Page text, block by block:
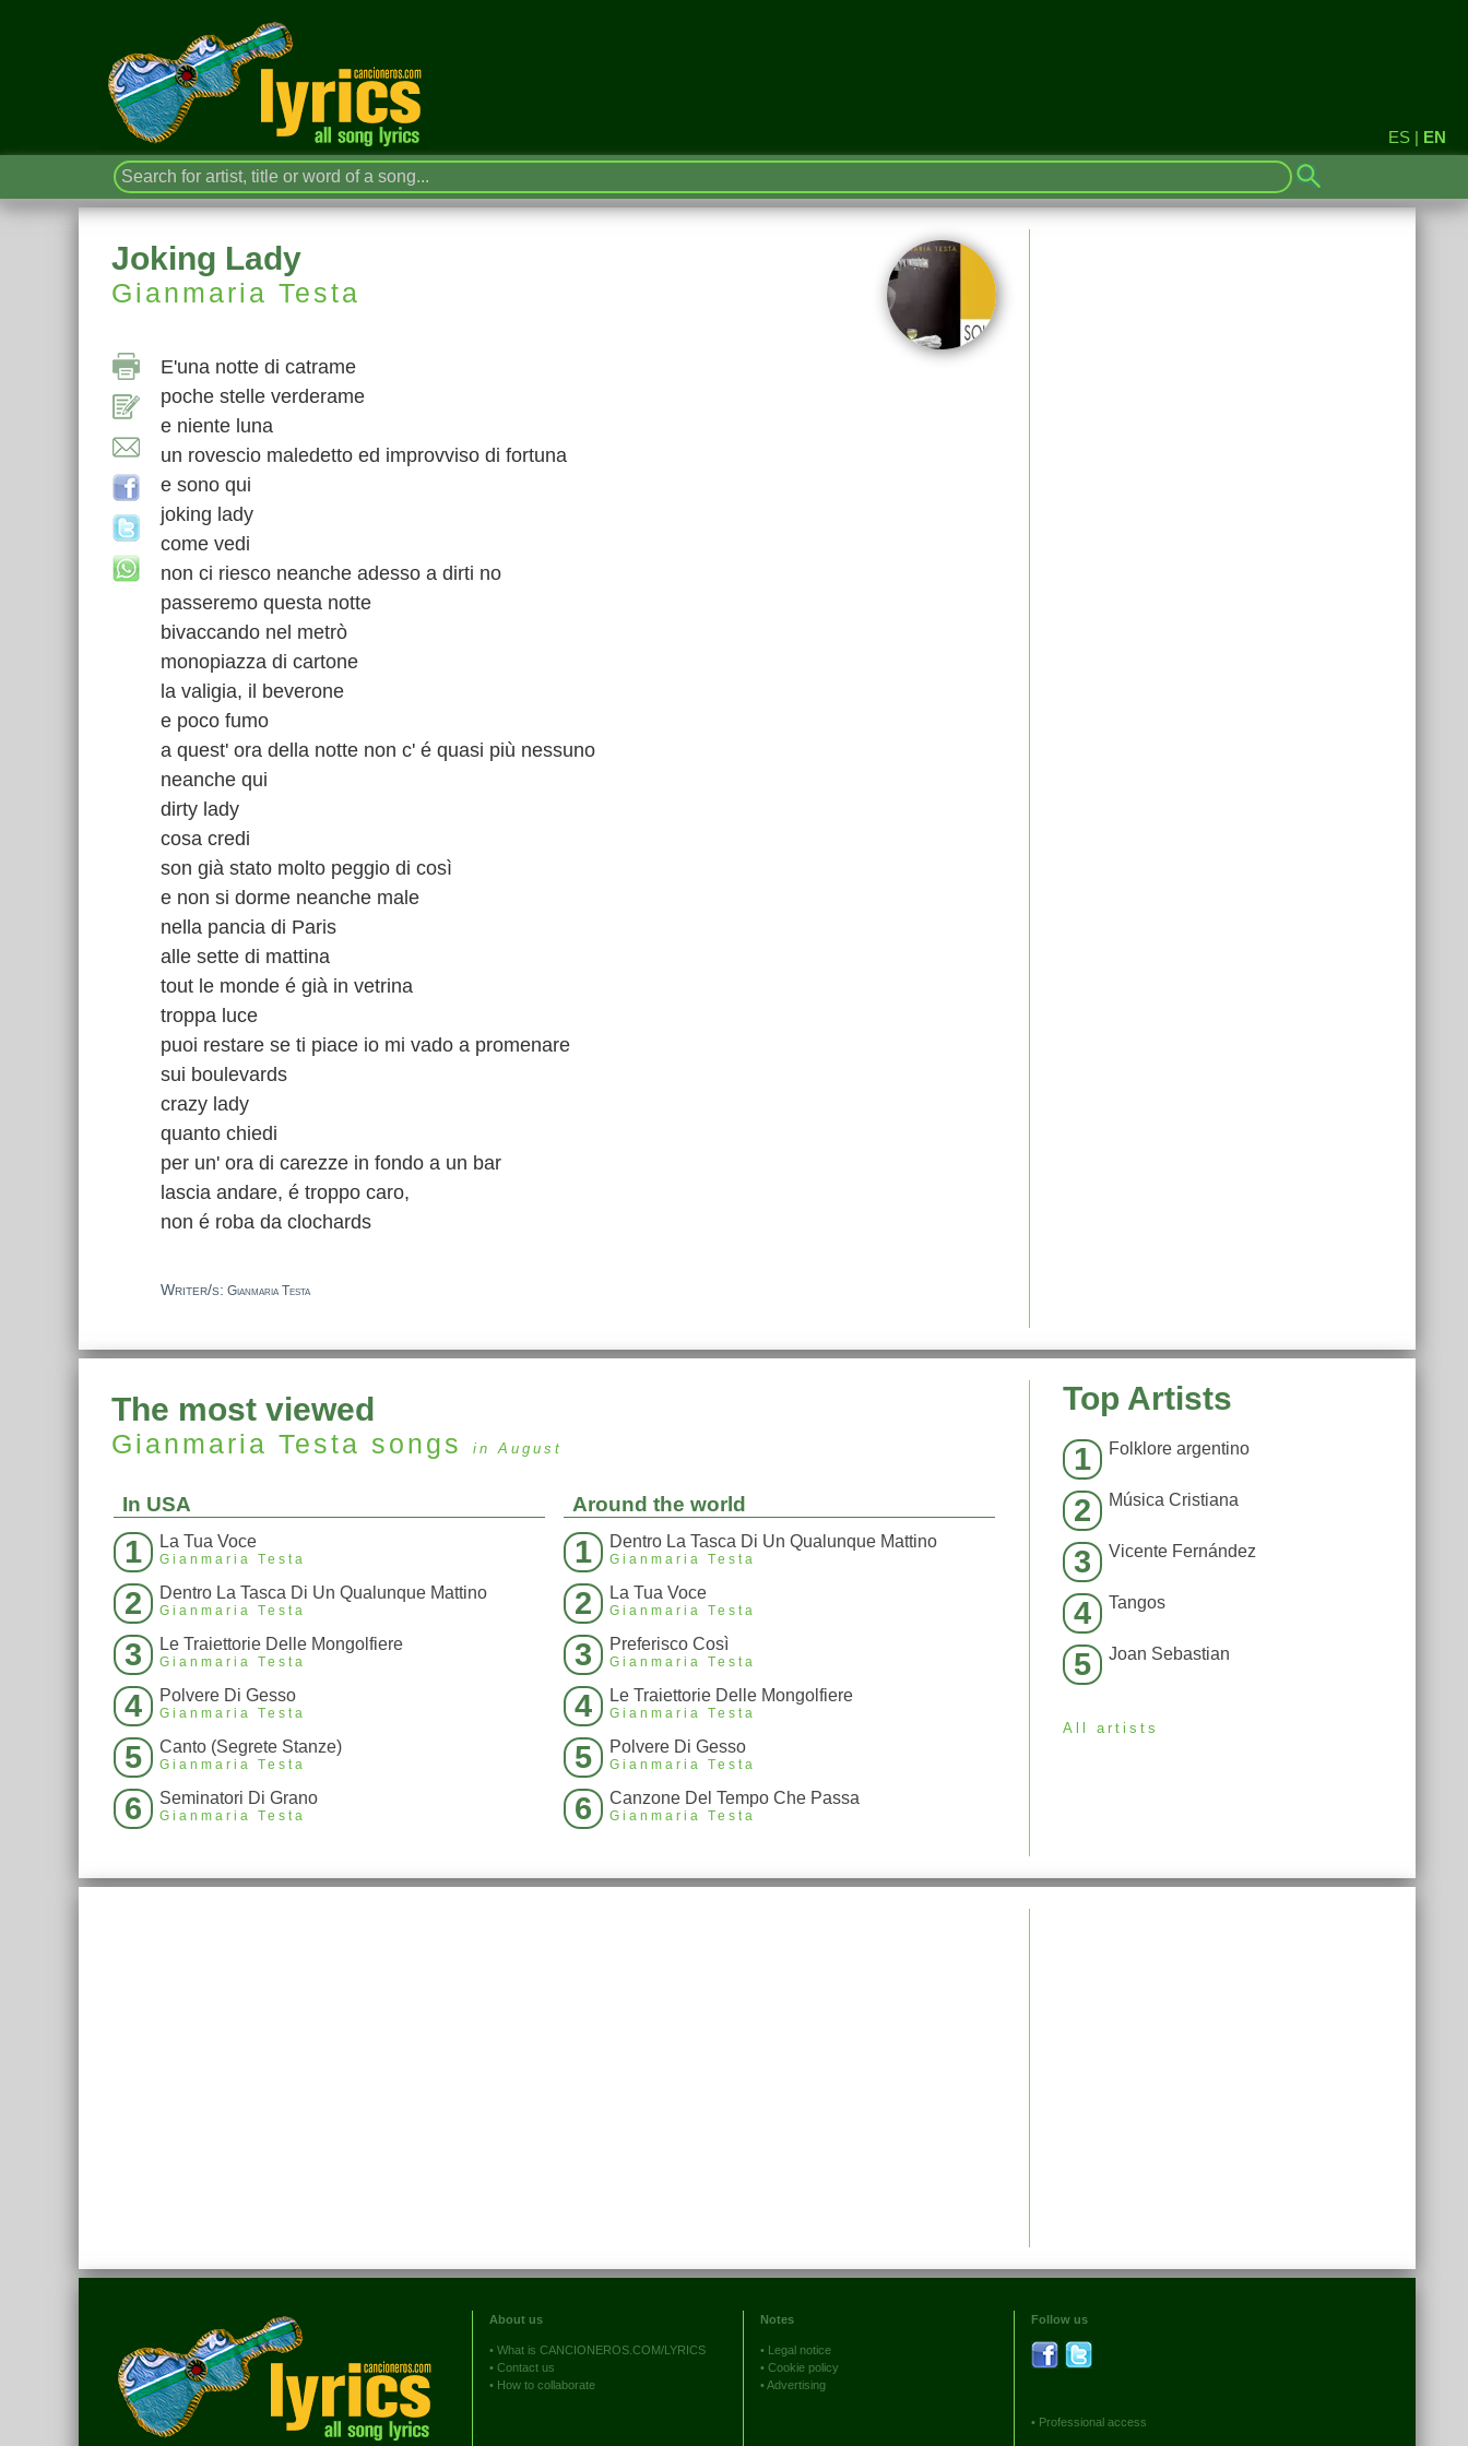
ES | EN
Joking Lady
Gianmaria Testa
E'una notte di catrame
poche stelle verderame
e niente luna
un rovescio maledetto ed improvviso di fortuna
e sono qui
joking lady
come vedi
non ci riesco neanche adesso a dirti no
passeremo questa notte
bivaccando nel metrò
monopiazza di cartone
la valigia, il beverone
e poco fumo
a quest' ora della notte non c' é quasi più nessuno
neanche qui
dirty lady
cosa credi
son già stato molto peggio di così
e non si dorme neanche male
nella pancia di Paris
alle sette di mattina
tout le monde é già in vetrina
troppa luce
puoi restare se ti piace io mi vado a promenare
sui boulevards
crazy lady
quanto chiedi
per un' ora di carezze in fondo a un bar
lascia andare, é troppo caro,
non é roba da clochards
Writer/s: Gianmaria Testa
The most viewed
Gianmaria Testa songs in August
In USA
1 La Tua Voce
Gianmaria Testa
2 Dentro La Tasca Di Un Qualunque Mattino
Gianmaria Testa
3 Le Traiettorie Delle Mongolfiere
Gianmaria Testa
4 Polvere Di Gesso
Gianmaria Testa
5 Canto (Segrete Stanze)
Gianmaria Testa
6 Seminatori Di Grano
Gianmaria Testa
Around the world
1 Dentro La Tasca Di Un Qualunque Mattino
Gianmaria Testa
2 La Tua Voce
Gianmaria Testa
3 Preferisco Così
Gianmaria Testa
4 Le Traiettorie Delle Mongolfiere
Gianmaria Testa
5 Polvere Di Gesso
Gianmaria Testa
6 Canzone Del Tempo Che Passa
Gianmaria Testa
Top Artists
1 Folklore argentino
2 Música Cristiana
3 Vicente Fernández
4 Tangos
5 Joan Sebastian
All artists
About us
• What is CANCIONEROS.COM/LYRICS
• Contact us
• How to collaborate
Notes
• Legal notice
• Cookie policy
•Advertising
Follow us
• Professional access